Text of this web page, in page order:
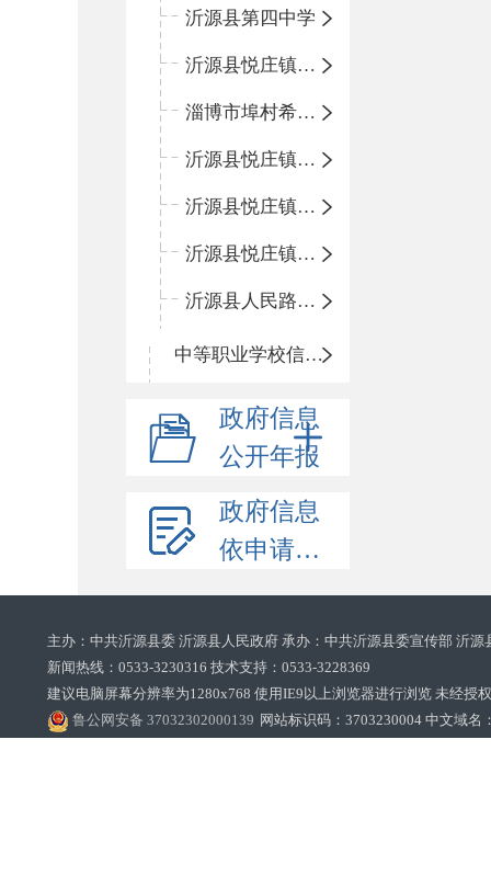
沂源县第四中学
沂源县悦庄镇中心小学
淄博市埠村希望小学
沂源县悦庄镇青龙山小学
沂源县悦庄镇鲍庄完小
沂源县悦庄镇赵庄小学
沂源县人民路小学
中等职业学校信息公开
政府信息
公开年报
政府信息
依申请公开
主办：中共沂源县委 沂源县人民政府 承办：中共沂源县委宣传部 沂
新闻热线：0533-3230316 技术支持：0533-3228369‌‌
建议电脑屏幕分辨率为1280x768 使用IE9以上浏览器进行浏览 未经授
鲁公网安备 37032302000139 网站标识码：3703230004 中文域名